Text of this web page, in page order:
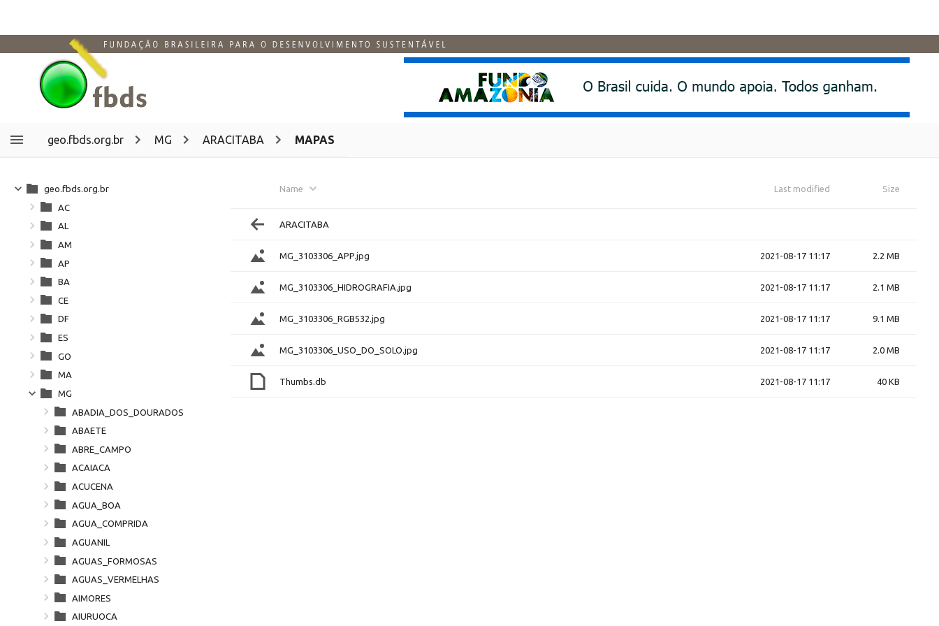
geo.fbds.org.br MG ARACITABA MAPAS
Name Last modified Size
ARACITABA
MG_3103306_APP.jpg 2021-08-17 11:17 2.2 MB
MG_3103306_HIDROGRAFIA.jpg 2021-08-17 11:17 2.1 MB
MG_3103306_RGB532.jpg 2021-08-17 11:17 9.1 MB
MG_3103306_USO_DO_SOLO.jpg 2021-08-17 11:17 2.0 MB
Thumbs.db 2021-08-17 11:17 40 KB
geo.fbds.org.br
AC
AL
AM
AP
BA
CE
DF
ES
GO
MA
MG
ABADIA_DOS_DOURADOS
ABAETE
ABRE_CAMPO
ACAIACA
ACUCENA
AGUA_BOA
AGUA_COMPRIDA
AGUANIL
AGUAS_FORMOSAS
AGUAS_VERMELHAS
AIMORES
AIURUOCA